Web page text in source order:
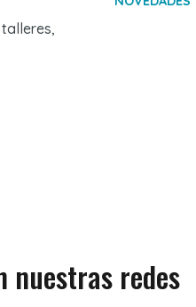
nuestras redes